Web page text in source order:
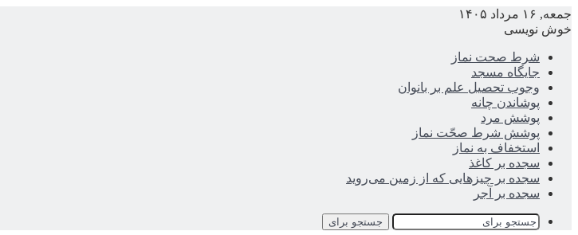
جمعه, ۱۶ مرداد ۱۴۰۵
خوش نویسی
شرط صحت نماز
جایگاه مسجد
وجوب تحصیل علم بر بانوان
پوشاندن چانه
پوشش مرد
پوشش شرط صحّت نماز
استخفاف به نماز
سجده بر کاغذ
سجده بر چیزهایی که از زمین می‌روید
سجده بر آجر
جستجو برای